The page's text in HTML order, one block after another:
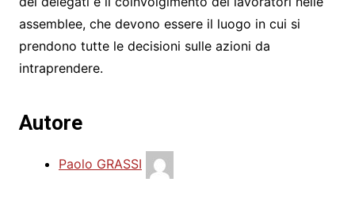
assemblee, che devono essere il luogo in cui si
prendono tutte le decisioni sulle azioni da
intraprendere.
Autore
Paolo GRASSI